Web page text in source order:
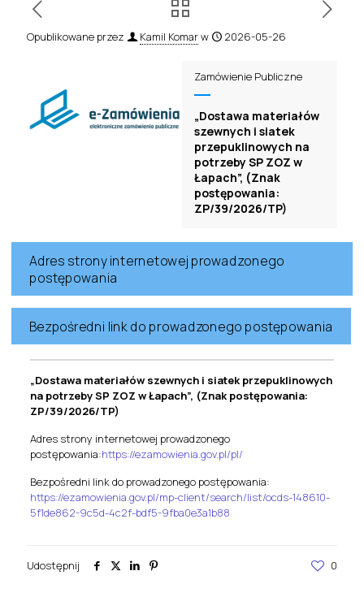
Opublikowane przez Kamil Komarw 2026-05-26
Zamówienie Publiczne
„Dostawa materiałów
szewnych i siatek
przepuklinowych na
potrzeby SP ZOZ w
Łapach”, (Znak
postępowania:
ZP/39/2026/TP)
Adres strony internetowej prowadzonego
postępowania
Bezpośredni link do prowadzonego postępowania
„Dostawa materiałów szewnych i siatek przepuklinowych
na potrzeby SP ZOZ w Łapach”, (Znak postępowania:
ZP/39/2026/TP)
Adres strony internetowej prowadzonego
postępowania:https://ezamowienia.gov.pl/pl/
Bezpośredni link do prowadzonego postępowania:
https://ezamowienia.gov.pl/mp-client/search/list/ocds-148610-
5f1de862-9c5d-4c2f-bdf5-9fba0e3a1b88
Udostępnij 0